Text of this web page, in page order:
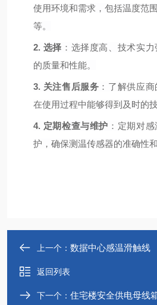
使用环境和需求，包括温度范
等。
2. 选择 ：选择度高、技术实
的质量和性能。
3. 关注售后服务 ：了解供应
在使用过程中能够得到及时的
4. 定期检查与维护 ：定期对
护，确保测温传感器的准确性和
上一个： 数据中心感温滑触线
返回列表
下一个： 住宅楼安全供电母线